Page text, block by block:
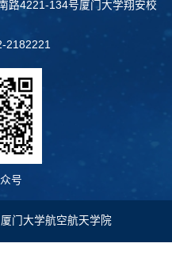
路4221-134号厦门大学翔安校
2182221
号
门大学航空航天学院